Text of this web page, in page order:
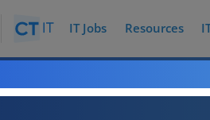
IT Jobs Resources